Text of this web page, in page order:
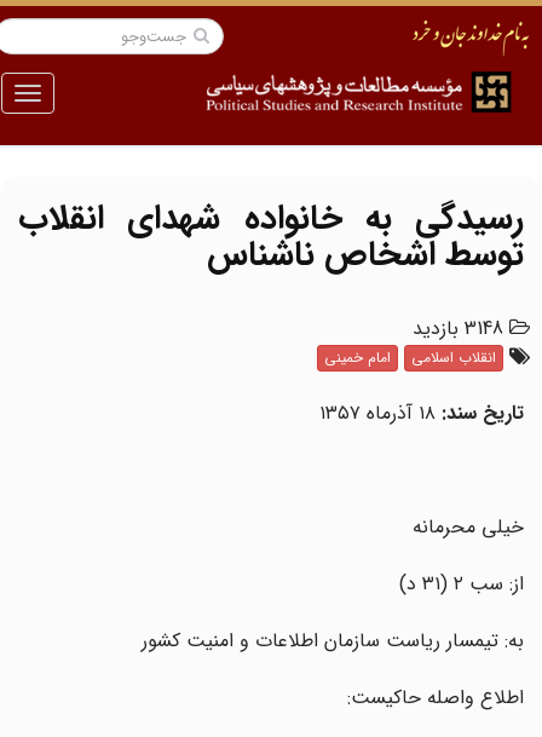
منو
رسیدگی به خانواده شهدای انقلاب
توسط اشخاص ناشناس
3148 بازدید
انقلاب اسلامی امام خمینی
تاریخ سند:۱۸ آذرماه ۱۳۵۷
خیلی محرمانه
از: سب ۲ (۳۱ د)
به: تیمسار ریاست سازمان اطلاعات و امنیت کشور
اطلاع واصله حاکیست: